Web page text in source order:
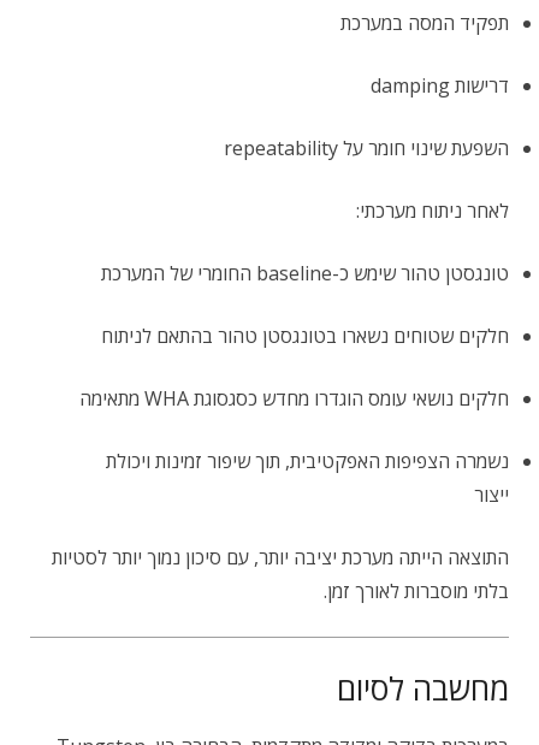
תפקיד המסה במערכת
דרישות damping
השפעת שינוי חומר על repeatability
לאחר ניתוח מערכתי:
טונגסטן טהור שימש כ-baseline החומרי של המערכת
חלקים שטוחים נשארו בטונגסטן טהור בהתאם לניתוח
חלקים נושאי עומס הוגדרו מחדש כסגסוגת WHA מתאימה
נשמרה הצפיפות האפקטיבית, תוך שיפור זמינות ויכולת
ייצור
התוצאה הייתה מערכת יציבה יותר, עם סיכון נמוך יותר לסטיות
בלתי מוסברות לאורך זמן.
מחשבה לסיום